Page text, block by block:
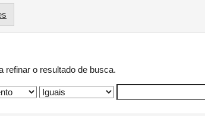
refinar o resultado de busca.